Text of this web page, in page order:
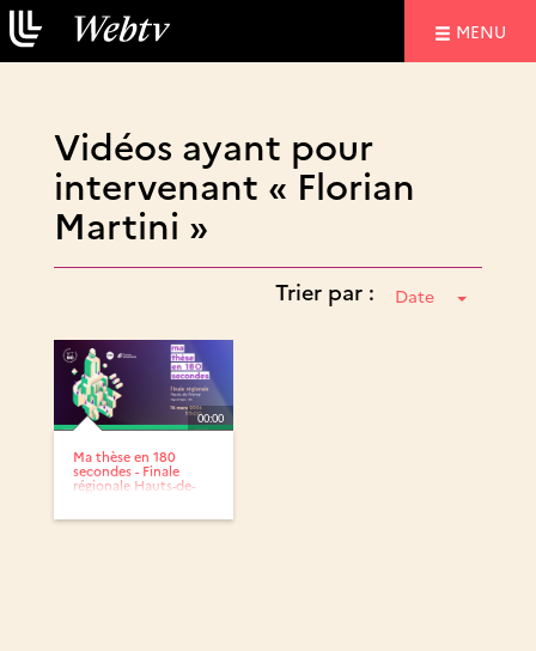
MENU
Vidéos ayant pour
intervenant « Florian
Martini »
Trier par : Date
00:00
Ma thèse en 180
secondes - Finale
régionale Hauts-de-